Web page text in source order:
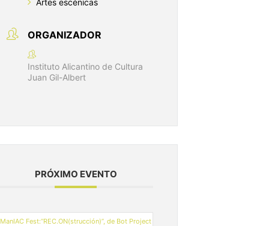
Artes escénicas
ORGANIZADOR
Instituto Alicantino de Cultura
Juan Gil-Albert
PRÓXIMO EVENTO
ManIAC Fest:“REC.ON(strucción)”, de Bot Project